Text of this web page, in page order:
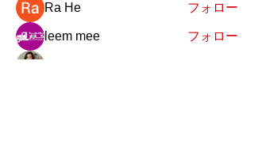
Ra He フォロー
leem mee フォロー